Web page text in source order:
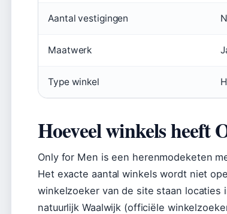
Aantal vestigingen
Maatwerk
Type winkel
Hoeveel winkels heeft
Only for Men is een herenmodeketen
Het exacte aantal winkels wordt niet
winkelzoeker van de site staan locaties
natuurlijk Waalwijk (officiële